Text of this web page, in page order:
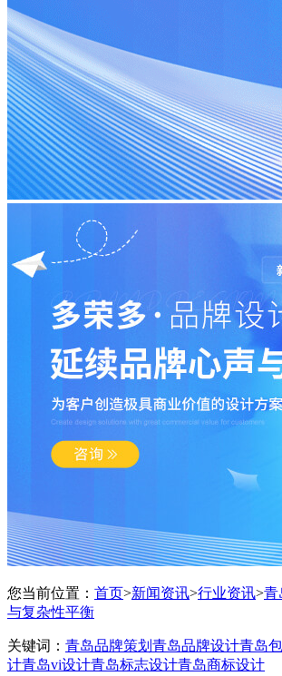
您当前位置： 首页>新闻资讯>行业资讯>青
与复杂性平衡
关键词： 青岛品牌策划 青岛品牌设计青岛
计青岛vi设计青岛标志设计青岛商标设计